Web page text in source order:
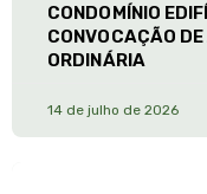
CONDOMÍNIO
CONVOCAÇÃO
ORDINÁRIA
14 de julho de 2026